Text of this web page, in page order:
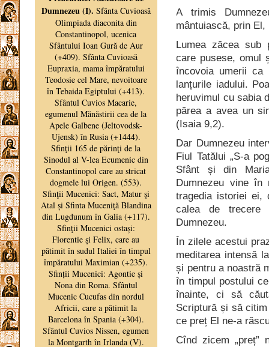
A trimis
mântuiască, prin
Lumea zăcea sub
care pusese, omul
încovoia umerii ca
lanțurile iadului.
heruvimul cu sabia
părea a avea un
(Isaia 9,2).
Dar Dumnezeu
Fiul Tatălui „S-a
Sfânt și din
Dumnezeu vine
tragedia istoriei ei,
calea de trecere
Dumnezeu.
În zilele acestui
meditarea intensă
și pentru a noastră
în timpul postului
înainte, ci să
Scriptură și să
ce preț El ne-a
Cînd zicem „preț”